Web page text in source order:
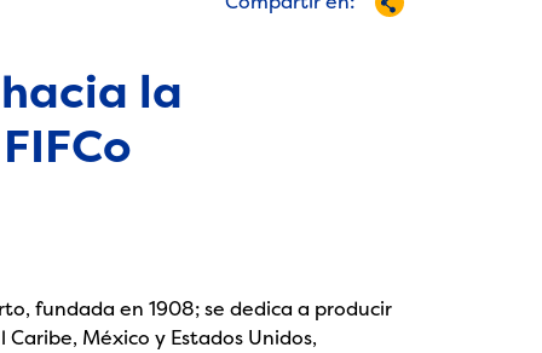
la
fundada en 1908; se dedica a producir
México y Estados Unidos,